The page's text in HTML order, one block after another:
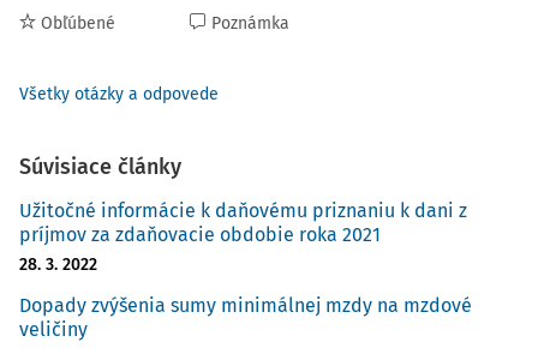
Obľúbené Poznámka
Všetky otázky a odpovede
Súvisiace články
Užitočné informácie k daňovému priznaniu k dani z
príjmov za zdaňovacie obdobie roka 2021
28. 3. 2022
Dopady zvýšenia sumy minimálnej mzdy na mzdové
veličiny